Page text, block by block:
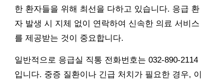
한 환자들을 위해 최선을 다하고 있습니다. 응급 환
자 발생 시 지체 없이 연락하여 신속한 의료 서비스
를 제공받는 것이 중요합니다.
일반적으로 응급실 직통 전화번호는 032-890-2114
입니다. 중증 질환이나 긴급 처치가 필요한 경우, 이